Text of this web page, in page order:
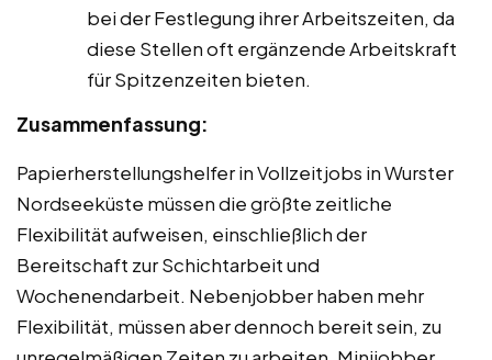
bei der Festlegung ihrer Arbeitszeiten, da
diese Stellen oft ergänzende Arbeitskraft
für Spitzenzeiten bieten.
Zusammenfassung:
Papierherstellungshelfer in Vollzeitjobs in Wurster
Nordseeküste müssen die größte zeitliche
Flexibilität aufweisen, einschließlich der
Bereitschaft zur Schichtarbeit und
Wochenendarbeit. Nebenjobber haben mehr
Flexibilität, müssen aber dennoch bereit sein, zu